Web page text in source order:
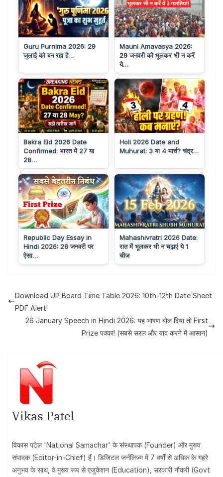
Guru Purnima 2026: 29
जुलाई को बन रहा है…
Mauni Amavasya 2026:
29 जनवरी को भूलकर भी न करें
ये…
Bakra Eid 2026 Date
Confirmed: भारत में 27 या
28…
Holi 2026 Date and
Muhurat: 3 या 4 मार्च? चंद्र…
Republic Day Essay in
Hindi 2026: 26 जनवरी पर
ऐसा…
Mahashivratri 2026 Date:
रात में भूलकर भी न चढ़ाएं ये 1
चीज
Download UP Board Time Table 2026: 10th-12th Date Sheet
PDF Alert!
26 January Speech in Hindi 2026: यह भाषण बोल दिया तो First
Prize पक्का! (सबसे सरल और याद करने में आसान)
Vikas Patel
विकास पटेल 'National Samachar' के संस्थापक (Founder) और मुख्य
संपादक (Editor-in-Chief) हैं। डिजिटल जर्नलिज्म में 7 वर्षों से अधिक के गहरे
अनुभव के साथ, वे मुख्य रूप से एजुकेशन (Education), सरकारी नौकरी (Govt